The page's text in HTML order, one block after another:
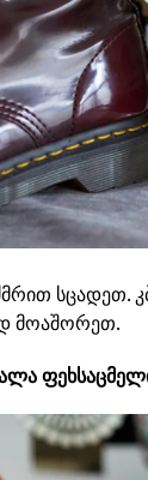
სცადეთ.
მოაშორეთ.